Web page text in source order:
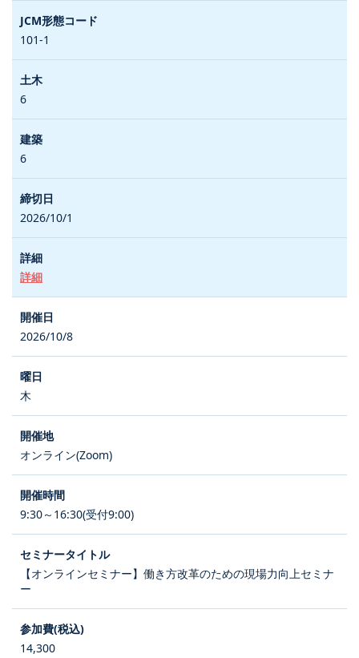
101-1
6
6
2026/10/1
詳細
2026/10/8
木
オンライン(Zoom)
9:30～16:30(受付9:00)
【オンラインセミナー】働き方改革のための現場力向上セミナ
ー
14,300